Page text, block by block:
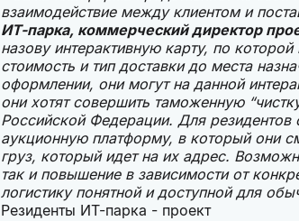
взаимодействие между клиентом и
ИТ-парка, коммерческий директор
назову интерактивную карту, по
стоимость и тип доставки до места
оформлении, они могут на данной
они хотят совершить таможенную
Российской Федерации. Для резидентов
аукционную платформу, в который они
груз, который идет на их адрес.
так и повышение в зависимости от
логистику понятной и доступной для
Резиденты ИТ-парка - проект